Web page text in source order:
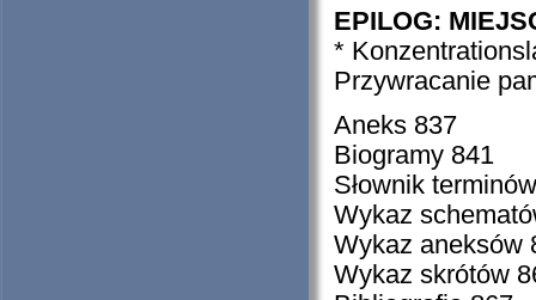
EPILOG:
*
Przywracanie
Aneks 837
Biogramy 841
Słownik
Wykaz
Wykaz aneksów
Wykaz skrótów